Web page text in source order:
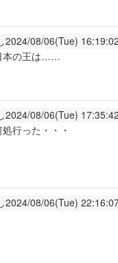
2024/08/06(Tue) 16:19:02
本の王は……
2024/08/06(Tue) 17:35:42
行った・・・
2024/08/06(Tue)